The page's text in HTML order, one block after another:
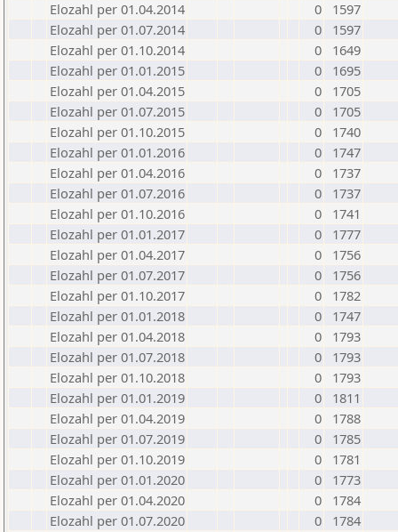
Elozahl per 01.04.2014
0
1597
Elozahl per 01.07.2014
0
1597
Elozahl per 01.10.2014
0
1649
Elozahl per 01.01.2015
0
1695
Elozahl per 01.04.2015
0
1705
Elozahl per 01.07.2015
0
1705
Elozahl per 01.10.2015
0
1740
Elozahl per 01.01.2016
0
1747
Elozahl per 01.04.2016
0
1737
Elozahl per 01.07.2016
0
1737
Elozahl per 01.10.2016
0
1741
Elozahl per 01.01.2017
0
1777
Elozahl per 01.04.2017
0
1756
Elozahl per 01.07.2017
0
1756
Elozahl per 01.10.2017
0
1782
Elozahl per 01.01.2018
0
1747
Elozahl per 01.04.2018
0
1793
Elozahl per 01.07.2018
0
1793
Elozahl per 01.10.2018
0
1793
Elozahl per 01.01.2019
0
1811
Elozahl per 01.04.2019
0
1788
Elozahl per 01.07.2019
0
1785
Elozahl per 01.10.2019
0
1781
Elozahl per 01.01.2020
0
1773
Elozahl per 01.04.2020
0
1784
Elozahl per 01.07.2020
0
1784